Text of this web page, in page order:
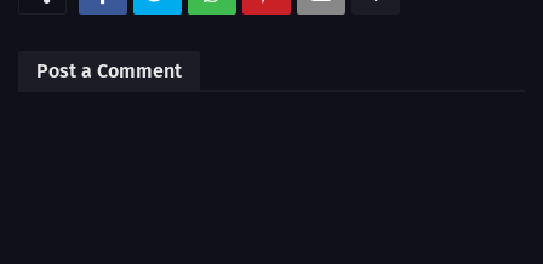
Post a Comment